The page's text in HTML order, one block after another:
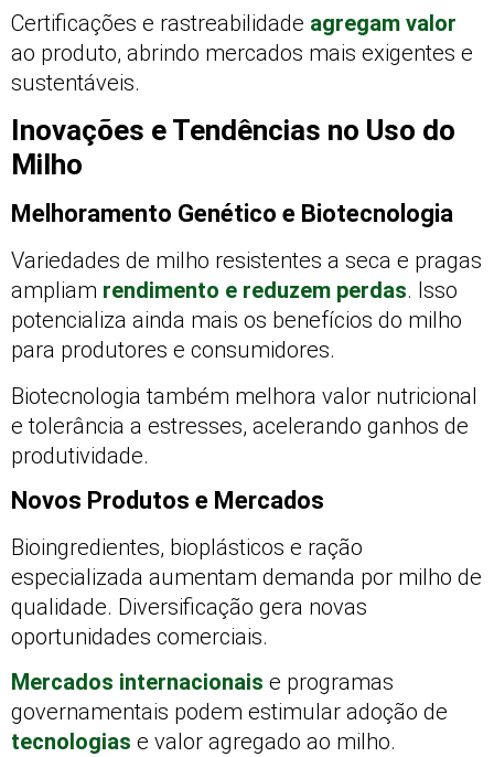
Certificações e rastreabilidade agregam valor
ao produto, abrindo mercados mais exigentes e
sustentáveis.
Inovações e Tendências no Uso do
Milho
Melhoramento Genético e Biotecnologia
Variedades de milho resistentes a seca e pragas
ampliam rendimento e reduzem perdas. Isso
potencializa ainda mais os benefícios do milho
para produtores e consumidores.
Biotecnologia também melhora valor nutricional
e tolerância a estresses, acelerando ganhos de
produtividade.
Novos Produtos e Mercados
Bioingredientes, bioplásticos e ração
especializada aumentam demanda por milho de
qualidade. Diversificação gera novas
oportunidades comerciais.
Mercados internacionais e programas
governamentais podem estimular adoção de
tecnologias e valor agregado ao milho.